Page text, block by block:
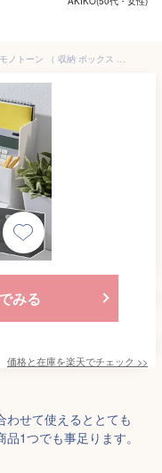
ライフモデュール 卓上整理ボックス A4 横 モノトーン （ 収納 ボックス 小物入れ ペン立て プラスチック 収納用品 省スペース オフィス レターボックス 事務用品 小物収納 整理整頓 デスク周り 小物ケース 白 黒 おしゃれ 持ち手 ）
みる
価格と在庫を楽天でチェック >>
わせて使えるととても
1つでも事足ります。